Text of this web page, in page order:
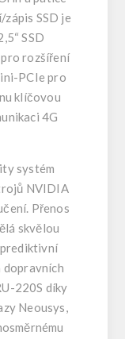
SSD je
SSD
rozšíření
PCIe pro
klíčovou
4G
systém
NVIDIA
Přenos
skvělou
dopravních
220S díky
Neousys,